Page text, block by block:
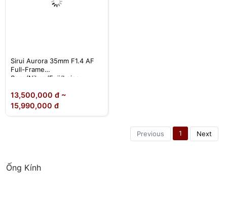
Sirui Aurora 35mm F1.4 AF
Full-Frame
Sony/Nikon/Fuji/Leica
13,500,000 đ ~
15,990,000 đ
Previous 1 Next
Ống Kính